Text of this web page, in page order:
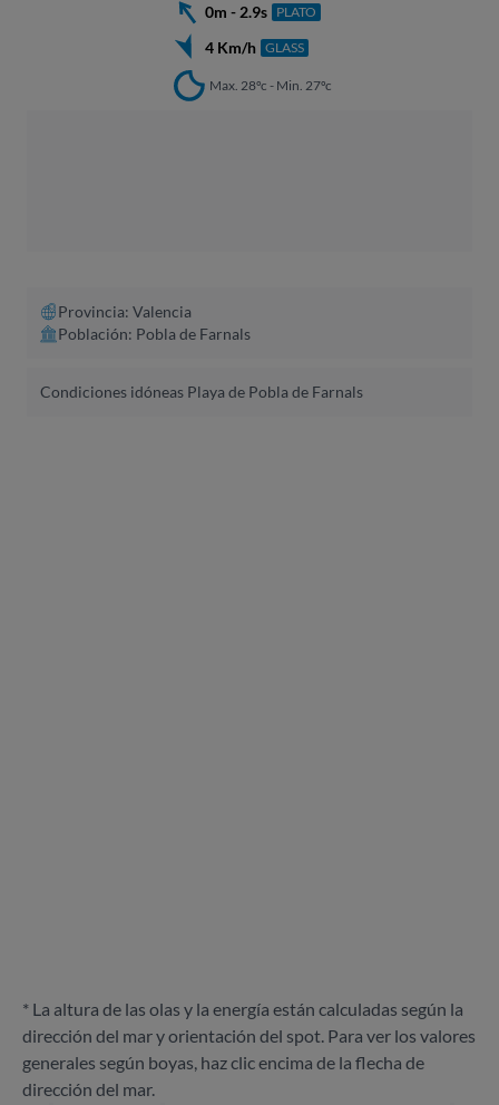
0m - 2.9s PLATO
4 Km/h GLASS
Max. 28ºc - Min. 27ºc
Provincia: Valencia
Población: Pobla de Farnals
Condiciones idóneas Playa de Pobla de Farnals
* La altura de las olas y la energía están calculadas según la
dirección del mar y orientación del spot. Para ver los valores
generales según boyas, haz clic encima de la flecha de
dirección del mar.